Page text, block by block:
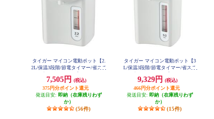
タイガー マイコン電動ポット【2.
2L/保温3段階/節電タイマー/省スチ
W
7,505円
(税込)
375円分ポイント還元
発送目安: 即納（在庫残りわず
か）
(56件)
タイガー マイコン電動ポット【3
L/保温3段階/節電タイマー/省スチ
W
9,329円
(税込)
466円分ポイント還元
発送目安: 即納（在庫残りわず
か）
(15件)